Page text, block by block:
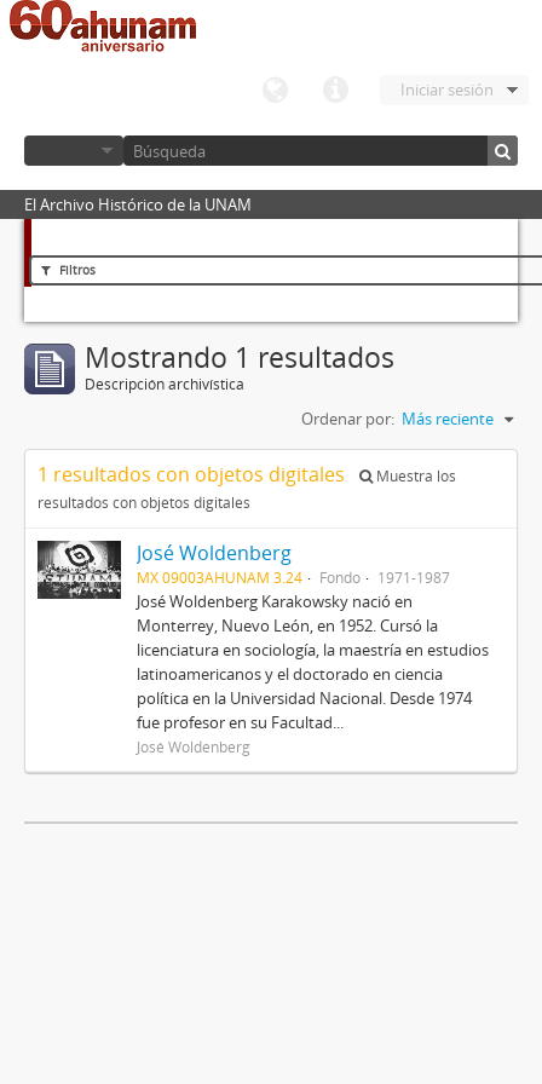
Iniciar sesión
El Archivo Histórico de la UNAM
Filtros
Mostrando 1 resultados
Descripción archivística
Ordenar por: Más reciente
1 resultados con objetos digitales
Muestra los
resultados con objetos digitales
José Woldenberg
MX 09003AHUNAM 3.24 Fondo 1971-1987
José Woldenberg Karakowsky nació en
Monterrey, Nuevo León, en 1952. Cursó la
licenciatura en sociología, la maestría en estudios
latinoamericanos y el doctorado en ciencia
política en la Universidad Nacional. Desde 1974
fue profesor en su Facultad...
José Woldenberg